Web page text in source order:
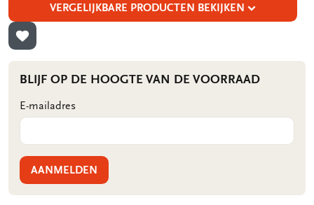
VERGELIJKBARE PRODUCTEN BEKIJKEN
TOEVOEGEN AAN VERLANGLIJST
BLIJF OP DE HOOGTE VAN DE VOORRAAD
E-mailadres
AANMELDEN